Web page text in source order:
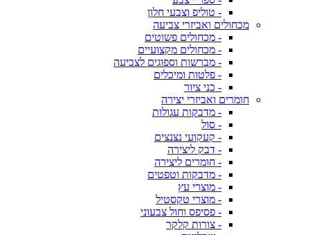
- טוליפ וצבעי חלון
מכחולים ואביזרי צביעה
- מכחולים פשוטים
- מכחולים מקצועיים
- מברשות וספוגים לצביעה
- פלטות ומיכלים
- כני ציור
חומרים ואביזרי יצירה
- מדבקות עגולות
- סול
- קעקועי נצנצים
- דבק ליצירה
- חומרים ליצירה
- מדבקות וטפטים
- מוצרי עץ
- מוצרי טקסטיל
- פסיפס וחול צבעוני
- צורות קלקר